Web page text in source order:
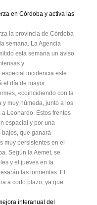
en Córdoba y activa las
la provincia de Córdoba
semana. La Agencia
esta semana un aviso
y
incidencia este
el día de mayor
«coincidiendo con la
y muy húmeda, junto a los
Leonardo. Estos frentes
espacial y por una
que ganará
muy persistentes en el
Según la Aemet, se
y el jueves en la
las tormentas. El
a corto plazo, ya que
interanual del